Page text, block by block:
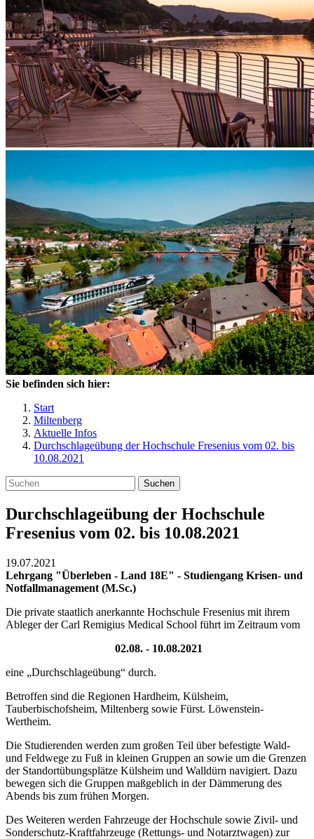
Sie befinden sich hier:
Start
Miltenberg
Aktuelle Infos
Durchschlageübung der Hochschule Fresenius vom 02. bis
10.08.2021
Suchen
Durchschlageübung der Hochschule
Fresenius vom 02. bis 10.08.2021
19.07.2021
Lehrgang "Überleben - Land 18E" - Studiengang Krisen- und
Notfallmanagement (M.Sc.)
Die private staatlich anerkannte Hochschule Fresenius mit ihrem
Ableger der Carl Remigius Medical School führt im Zeitraum vom
02.08. - 10.08.2021
eine „Durchschlageübung“ durch.
Betroffen sind die Regionen Hardheim, Külsheim,
Tauberbischofsheim, Miltenberg sowie Fürst. Löwenstein-
Wertheim.
Die Studierenden werden zum großen Teil über befestigte Wald-
und Feldwege zu Fuß in kleinen Gruppen an sowie um die Grenzen
der Standortübungsplätze Külsheim und Walldürn navigiert. Dazu
bewegen sich die Gruppen maßgeblich in der Dämmerung des
Abends bis zum frühen Morgen.
Des Weiteren werden Fahrzeuge der Hochschule sowie Zivil- und
Sonderschutz-Kraftfahrzeuge (Rettungs- und Notarztwagen) zur